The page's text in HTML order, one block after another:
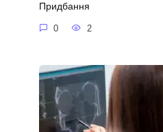
Придбання
0 2